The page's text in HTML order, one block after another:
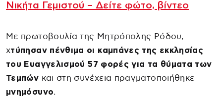
Νικήτα Γεμιστού – Δείτε φώτο, βίντεο
Με πρωτοβουλία της Μητρόπολης Ρόδου,
χτύπησαν πένθιμα οι καμπάνες της εκκλησίας
του Ευαγγελισμού 57 φορές για τα θύματα των
Τεμπών και στη συνέχεια πραγματοποιήθηκε
μνημόσυνο.